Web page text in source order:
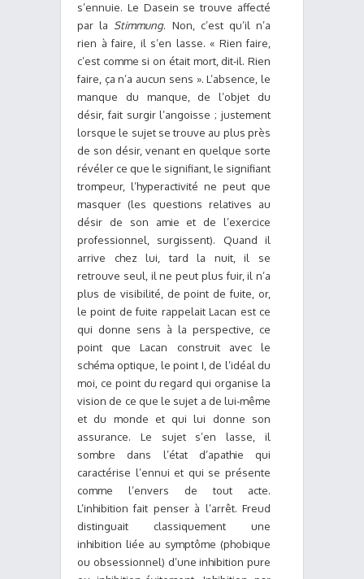
s’ennuie. Le Dasein se trouve affecté
par la Stimmung. Non, c’est qu’il n’a
rien à faire, il s’en lasse. « Rien faire,
c’est comme si on était mort, dit-il. Rien
faire, ça n’a aucun sens ». L’absence, le
manque du manque, de l’objet du
désir, fait surgir l’angoisse ; justement
lorsque le sujet se trouve au plus près
de son désir, venant en quelque sorte
révéler ce que le signifiant, le signifiant
trompeur, l’hyperactivité ne peut que
masquer (les questions relatives au
désir de son amie et de l’exercice
professionnel, surgissent). Quand il
arrive chez lui, tard la nuit, il se
retrouve seul, il ne peut plus fuir, il n’a
plus de visibilité, de point de fuite, or,
le point de fuite rappelait Lacan est ce
qui donne sens à la perspective, ce
point que Lacan construit avec le
schéma optique, le point I, de l’idéal du
moi, ce point du regard qui organise la
vision de ce que le sujet a de lui-même
et du monde et qui lui donne son
assurance. Le sujet s’en lasse, il
sombre dans l’état d’apathie qui
caractérise l’ennui et qui se présente
comme l’envers de tout acte.
L’inhibition fait penser à l’arrêt. Freud
distinguait classiquement une
inhibition liée au symptôme (phobique
ou obsessionnel) d’une inhibition pure